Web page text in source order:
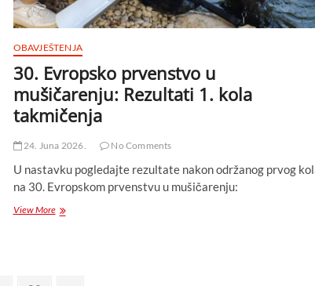
i
pojedinačno
OBAVJEŠTENJA
30. Evropsko prvenstvo u
mušičarenju: Rezultati 1. kola
takmičenja
24. Juna 2026. No Comments
U nastavku pogledajte rezultate nakon održanog prvog
na 30. Evropskom prvenstvu u mušičarenju:
View More30.